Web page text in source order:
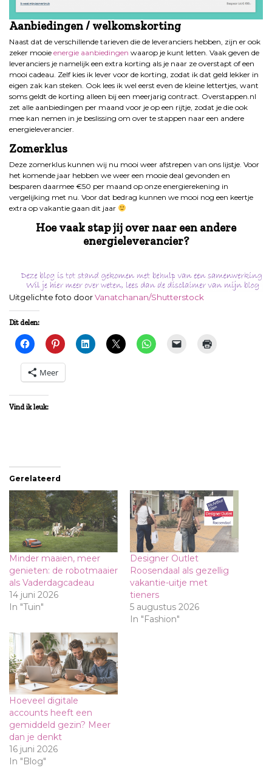
Aanbiedingen / welkomskorting
Naast dat de verschillende tarieven die de leveranciers hebben, zijn er ook
zeker mooie energie aanbiedingen waarop je kunt letten. Vaak geven de
leveranciers je namelijk een extra korting als je naar ze overstapt of een
mooi cadeau. Zelf kies ik lever voor de korting, zodat ik dat geld lekker in
eigen zak kan steken. Ook lees ik wel eerst even de kleine lettertjes, want
soms geldt de korting alleen bij een meerjarig contract. Overstappen.nl
zet alle aanbiedingen per maand voor je op een rijtje, zodat je die ook
mee kan nemen in je beslissing om over te stappen naar een andere
energieleverancier.
Zomerklus
Deze zomerklus kunnen wij nu mooi weer afstrepen van ons lijstje. Voor
het komende jaar hebben we weer een mooie deal gevonden en
besparen daarmee €50 per maand op onze energierekening in
vergelijking met nu. Voor dat bedrag kunnen we mooi nog een keertje
extra op vakantie gaan dit jaar
Hoe vaak stap jij over naar een andere
energieleverancier?
Uitgelichte foto doorVanatchanan/Shutterstock
Dit delen:
Meer
Vind ik leuk:
Gerelateerd
Minder maaien, meer
genieten: de robotmaaier
als Vaderdagcadeau
14 juni 2026
In "Tuin"
Designer Outlet
Roosendaal als gezellig
vakantie-uitje met
tieners
5 augustus 2026
In "Fashion"
Hoeveel digitale
accounts heeft een
gemiddeld gezin? Meer
dan je denkt
16 juni 2026
In "Blog"